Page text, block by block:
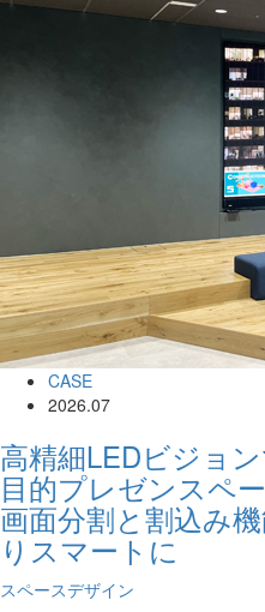
CASE
2026.07
高精細LEDビジョ
目的プレゼンスペ
画面分割と割込み
りスマートに
スペースデザイン